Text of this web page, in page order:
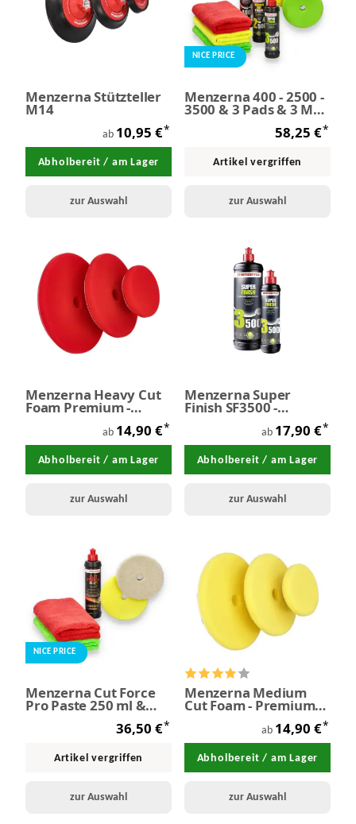
Menzerna Stützteller
M14
ab 10,95 €*
Abholbereit / am Lager
zur Auswahl
NICE PRICE
Menzerna 400 - 2500 -
3500 & 3 Pads & 3 MF
58,25 €*
Artikel vergriffen
zur Auswahl
Menzerna Heavy Cut
Foam Premium -
ab 14,90 €*
Abholbereit / am Lager
zur Auswahl
Menzerna Super
Finish SF3500 -
ab 17,90 €*
Abholbereit / am Lager
zur Auswahl
NICE PRICE
Menzerna Cut Force
Pro Paste 250 ml &
36,50 €*
Artikel vergriffen
zur Auswahl
Menzerna Medium
Cut Foam - Premium
ab 14,90 €*
Abholbereit / am Lager
zur Auswahl